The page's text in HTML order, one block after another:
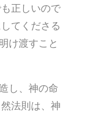
正しいので
てくださる
け渡すこと
し、神の命
法則は、神